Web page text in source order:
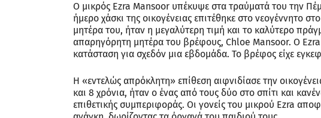
Ο μικρός Ezra Mansoor υπέκυψε στα τραύματά του την
ήμερο χάσκι της οικογένειας επιτέθηκε στο νεογέννητο
μητέρα του, ήταν η μεγαλύτερη τιμή και το καλύτερο
απαρηγόρητη μητέρα του βρέφους, Chloe Mansoor. Ο Ezra
κατάσταση για σχεδόν μια εβδομάδα. Το βρέφος είχε
Η «εντελώς απρόκλητη» επίθεση αιφνιδίασε την
και 8 χρόνια, ήταν ο ένας από τους δύο στο σπίτι και
επιθετικής συμπεριφοράς. Οι γονείς του μικρού Ezra